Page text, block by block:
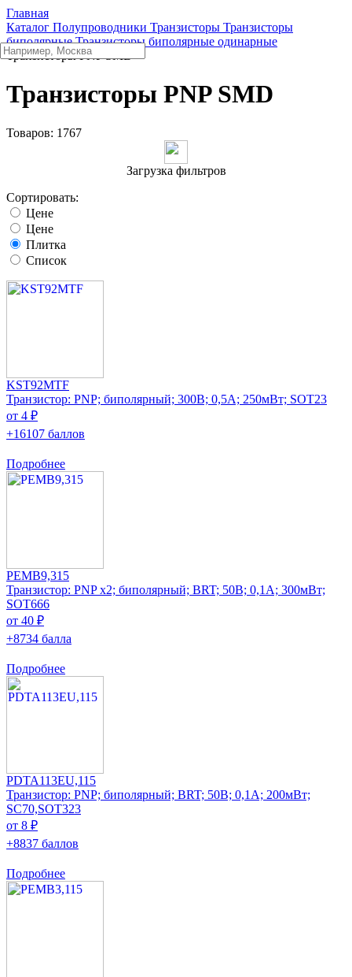
Главная
Каталог Полупроводники Транзисторы Транзисторы
биполярные Транзисторы биполярные одинарные
Транзисторы PNP SMD
Транзисторы PNP SMD
Товаров: 1767
Загрузка фильтров
Сортировать:
Цене
Цене
Плитка
Список
KST92MTF
Транзистор: PNP; биполярный; 300В; 0,5А; 250мВт; SOT23
от 4 ₽
+16107 баллов
Подробнее
PEMB9,315
Транзистор: PNP x2; биполярный; BRT; 50В; 0,1А; 300мВт;
SOT666
от 40 ₽
+8734 балла
Подробнее
PDTA113EU,115
Транзистор: PNP; биполярный; BRT; 50В; 0,1А; 200мВт;
SC70,SOT323
от 8 ₽
+8837 баллов
Подробнее